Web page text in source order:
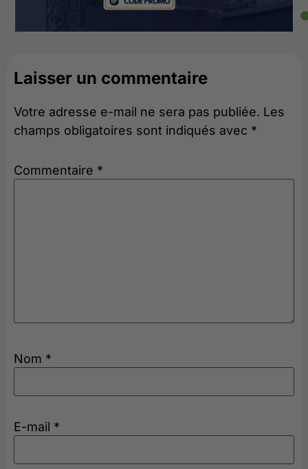
Laisser un commentaire
Votre adresse e-mail ne sera pas publiée. Les
champs obligatoires sont indiqués avec *
Commentaire *
Nom *
E-mail *